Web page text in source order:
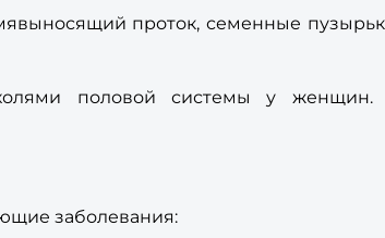
проток, семенные
половой системы у
заболевания: